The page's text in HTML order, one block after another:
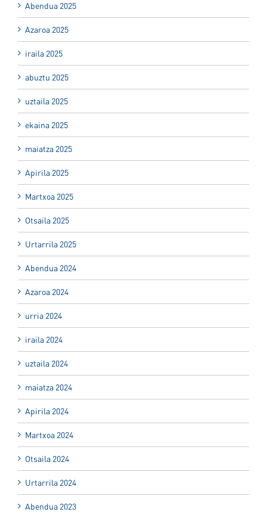
Abendua 2025
Azaroa 2025
iraila 2025
abuztu 2025
uztaila 2025
ekaina 2025
maiatza 2025
Apirila 2025
Martxoa 2025
Otsaila 2025
Urtarrila 2025
Abendua 2024
Azaroa 2024
urria 2024
iraila 2024
uztaila 2024
maiatza 2024
Apirila 2024
Martxoa 2024
Otsaila 2024
Urtarrila 2024
Abendua 2023